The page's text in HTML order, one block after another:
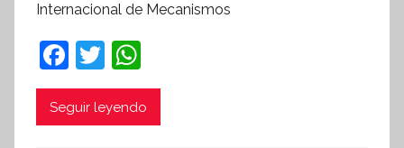
í
Internacional de Mecanismos
F
a
c
T
w
itt
h
at
Seguir leyendo